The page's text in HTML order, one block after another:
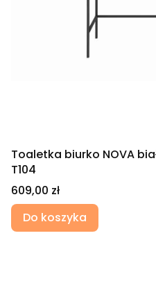
Toaletka biurko NOVA
T104
Cena
609,00 zł
Do koszyka